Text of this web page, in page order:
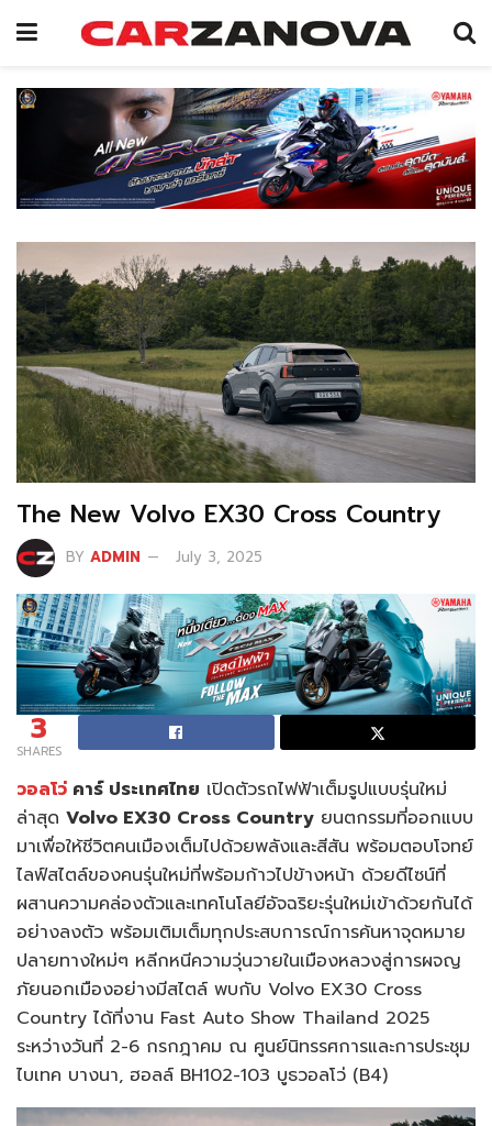
The New Volvo EX30 Cross Country
BY ADMIN July 3, 2025
3
SHARES
วอลโว่ คาร์ ประเทศไทย เปิดตัวรถไฟฟ้าเต็มรูปแบบรุ่นใหม่
ล่าสุด Volvo EX30 Cross Country ยนตกรรมที่ออกแบบ
มาเพื่อให้ชีวิตคนเมืองเต็มไปด้วยพลังและสีสัน พร้อมตอบโจทย์
ไลฟ์สไตล์ของคนรุ่นใหม่ที่พร้อมก้าวไปข้างหน้า ด้วยดีไซน์ที่
ผสานความคล่องตัวและเทคโนโลยีอัจฉริยะรุ่นใหม่เข้าด้วยกันได้
อย่างลงตัว พร้อมเติมเต็มทุกประสบการณ์การค้นหาจุดหมาย
ปลายทางใหม่ๆ หลีกหนีความวุ่นวายในเมืองหลวงสู่การผจญ
ภัยนอกเมืองอย่างมีสไตล์ พบกับ Volvo EX30 Cross
Country ได้ที่งาน Fast Auto Show Thailand 2025
ระหว่างวันที่ 2-6 กรกฎาคม ณ ศูนย์นิทรรศการและการประชุม
ไบเทค บางนา, ฮอลล์ BH102-103 บูธวอลโว่ (B4)